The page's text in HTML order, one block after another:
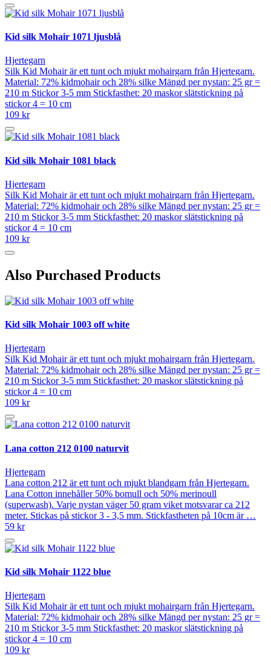
Kid silk Mohair 1071 ljusblå
Hjertegarn
Silk Kid Mohair är ett tunt och mjukt mohairgarn från Hjertegarn.
Material: 72% kidmohair och 28% silke Mängd per nystan: 25 gr =
210 m Stickor 3-5 mm Stickfasthet: 20 maskor slätstickning på
stickor 4 = 10 cm
109 kr
Kid silk Mohair 1081 black
Hjertegarn
Silk Kid Mohair är ett tunt och mjukt mohairgarn från Hjertegarn.
Material: 72% kidmohair och 28% silke Mängd per nystan: 25 gr =
210 m Stickor 3-5 mm Stickfasthet: 20 maskor slätstickning på
stickor 4 = 10 cm
109 kr
Also Purchased Products
Kid silk Mohair 1003 off white
Hjertegarn
Silk Kid Mohair är ett tunt och mjukt mohairgarn från Hjertegarn.
Material: 72% kidmohair och 28% silke Mängd per nystan: 25 gr =
210 m Stickor 3-5 mm Stickfasthet: 20 maskor slätstickning på
stickor 4 = 10 cm
109 kr
Lana cotton 212 0100 naturvit
Hjertegarn
Lana cotton 212 är ett tunt och mjukt blandgarn från Hjertegarn.
Lana Cotton innehåller 50% bomull och 50% merinoull
(superwash). Varje nystan väger 50 gram viket motsvarar ca 212
meter. Stickas på stickor 3 - 3,5 mm. Stickfastheten på 10cm är …
59 kr
Kid silk Mohair 1122 blue
Hjertegarn
Silk Kid Mohair är ett tunt och mjukt mohairgarn från Hjertegarn.
Material: 72% kidmohair och 28% silke Mängd per nystan: 25 gr =
210 m Stickor 3-5 mm Stickfasthet: 20 maskor slätstickning på
stickor 4 = 10 cm
109 kr